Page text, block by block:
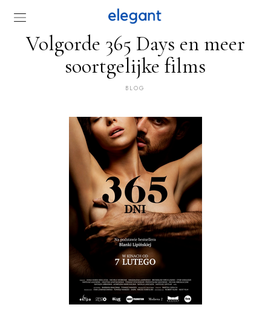
Volgorde 365 Days en meer
soortgelijke films
BLOG